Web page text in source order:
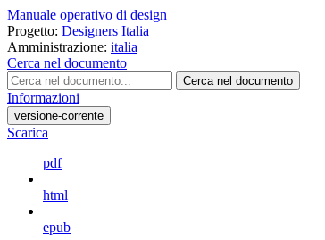
Manuale operativo di design
Progetto: Designers Italia
Amministrazione: italia
Cerca nel documento
Cerca nel documento
Informazioni
versione-corrente
Scarica
pdf
html
epub